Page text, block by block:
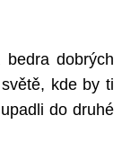
dobrých
kde by ti
do druhé